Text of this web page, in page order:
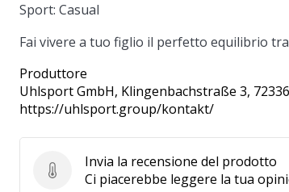
Sport: Casual
Fai vivere a tuo figlio il perfetto equilibrio
Produttore
Uhlsport GmbH, Klingenbachstraße 3,
https://uhlsport.group/kontakt/
Invia la recensione del prodotto
Invia la recensione del prodotto
Ci piacerebbe leggere la tua